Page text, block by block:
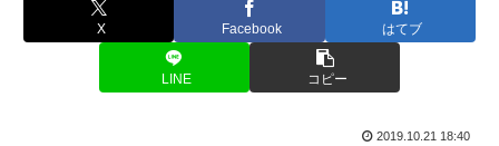
ドパガキ・Z世代のせいで廃れてきた文化
【高市早苗】「中国の外交方針変えさせる」 – 大使館侵入罪
中居正広「俺が来たことは内緒だべ」極秘で熊本でボランティ
アをして...
上野恩賜公園 ケンモメンは読めるの？
ユニクロ行ったけど試着の度に店員と顔合わせるのなに？
X Facebook はてブ
LINE コピー
2019.10.21 18:40